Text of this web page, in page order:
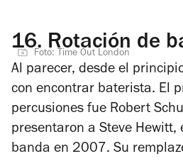
16.Rotación de
Foto: Time Out London
Al parecer, desde el
con encontrar baterista. El
percusiones fue Robert
presentaron a Steve Hewitt,
banda en 2007. Su